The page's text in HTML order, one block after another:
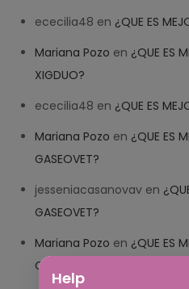
ececilia48 en ¿QUE ES
Mariana Pozo en ¿QUE ES
XIGDUO?
ececilia48 en ¿QUE ES
Mariana Pozo en ¿QUE ES
GASEOVET?
jesseniacasanovav en
GASEOVET?
Mariana Pozo en ¿QUE ES
COMPUESTO O TRIBEDOCE
Help